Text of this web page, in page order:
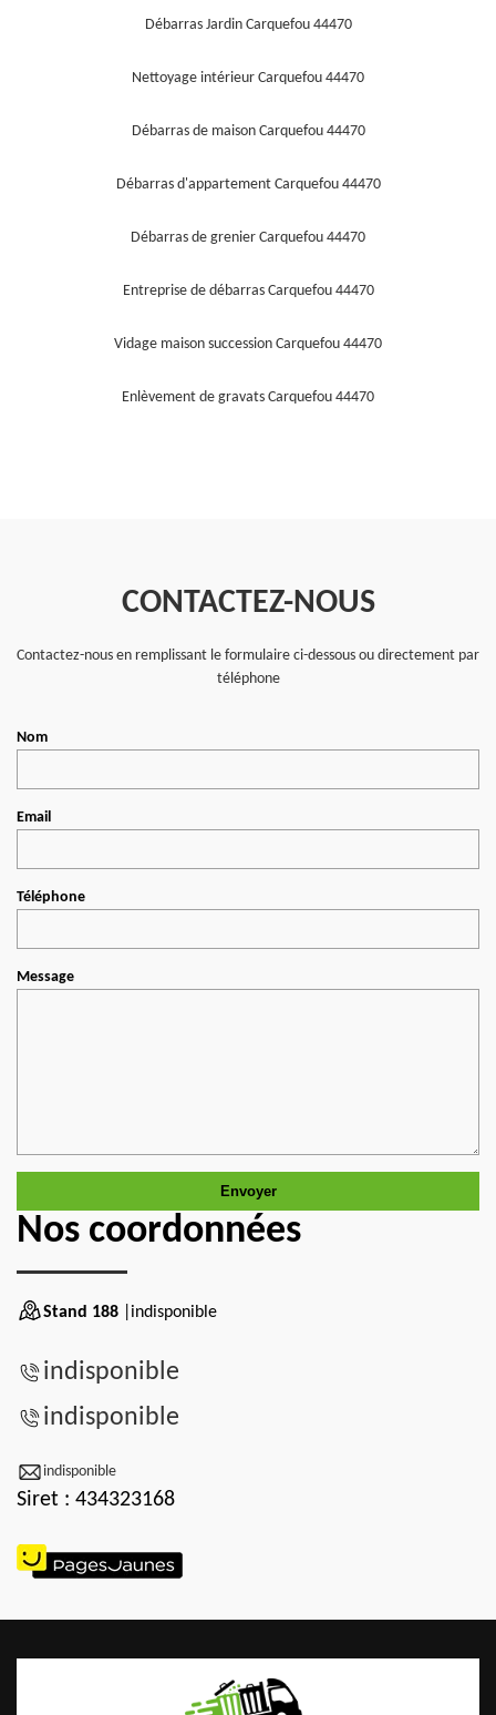
Débarras Jardin Carquefou 44470
Nettoyage intérieur Carquefou 44470
Débarras de maison Carquefou 44470
Débarras d'appartement Carquefou 44470
Débarras de grenier Carquefou 44470
Entreprise de débarras Carquefou 44470
Vidage maison succession Carquefou 44470
Enlèvement de gravats Carquefou 44470
CONTACTEZ-NOUS
Contactez-nous en remplissant le formulaire ci-dessous ou directement par
téléphone
Nom
Email
Téléphone
Message
Nos coordonnées
Stand 188 |indisponible
indisponible
indisponible
indisponible
Siret : 434323168